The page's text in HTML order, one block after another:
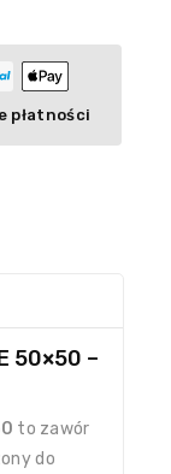
płatności
50×50 –
to zawór
do